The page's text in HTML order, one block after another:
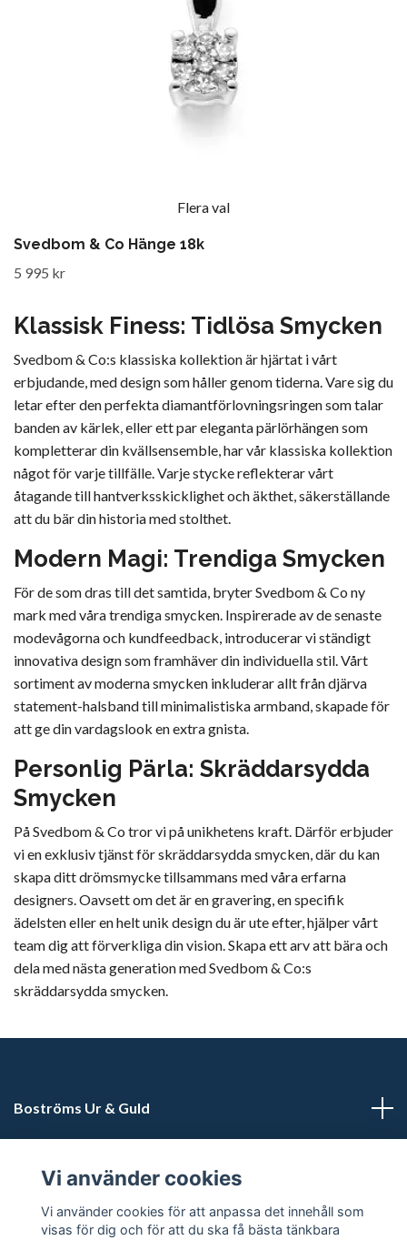
Flera val
Svedbom & Co Hänge 18k
5 995 kr
Klassisk Finess: Tidlösa Smycken
Svedbom & Co:s klassiska kollektion är hjärtat i vårt
erbjudande, med design som håller genom tiderna. Vare sig du
letar efter den perfekta diamantförlovningsringen som talar
banden av kärlek, eller ett par eleganta pärlörhängen som
kompletterar din kvällsensemble, har vår klassiska kollektion
något för varje tillfälle. Varje stycke reflekterar vårt
åtagande till hantverksskicklighet och äkthet, säkerställande
att du bär din historia med stolthet.
Modern Magi: Trendiga Smycken
För de som dras till det samtida, bryter Svedbom & Co ny
mark med våra trendiga smycken. Inspirerade av de senaste
modevågorna och kundfeedback, introducerar vi ständigt
innovativa design som framhäver din individuella stil. Vårt
sortiment av moderna smycken inkluderar allt från djärva
statement-halsband till minimalistiska armband, skapade för
att ge din vardagslook en extra gnista.
Personlig Pärla: Skräddarsydda
Smycken
På Svedbom & Co tror vi på unikhetens kraft. Därför erbjuder
vi en exklusiv tjänst för skräddarsydda smycken, där du kan
skapa ditt drömsmycke tillsammans med våra erfarna
designers. Oavsett om det är en gravering, en specifik
ädelsten eller en helt unik design du är ute efter, hjälper vårt
team dig att förverkliga din vision. Skapa ett arv att bära och
dela med nästa generation med Svedbom & Co:s
skräddarsydda smycken.
Boströms Ur & Guld
Sociala medier
Vi använder cookies
Vi använder cookies för att anpassa det innehåll som
visas för dig och för att du ska få bästa tänkbara